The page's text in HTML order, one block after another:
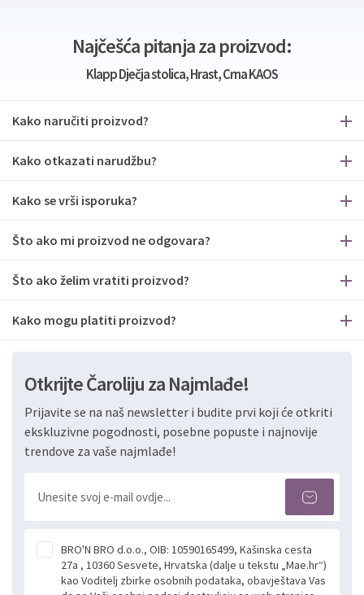
Najčešća pitanja za proizvod:
Klapp Dječja stolica, Hrast, Crna KAOS
Kako naručiti proizvod?
Kako otkazati narudžbu?
Kako se vrši isporuka?
Što ako mi proizvod ne odgovara?
Što ako želim vratiti proizvod?
Kako mogu platiti proizvod?
Otkrijte Čaroliju za Najmlađe!
Prijavite se na naš newsletter i budite prvi koji će otkriti
ekskluzivne pogodnosti, posebne popuste i najnovije
trendove za vaše najmlađe!
BRO'N BRO d.o.o., OIB: 10590165499, Kašinska cesta
27a , 10360 Sesvete, Hrvatska (dalje u tekstu „Mae.hr“)
kao Voditelj zbirke osobnih podataka, obavještava Vas